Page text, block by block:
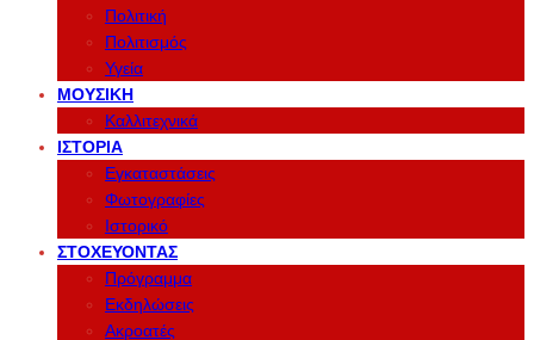
Πολιτική
Πολιτισμός
Υγεία
ΜΟΥΣΙΚΉ
Καλλιτεχνικά
ΙΣΤΟΡΊΑ
Εγκαταστάσεις
Φωτογραφίες
Ιστορικό
ΣΤΟΧΕΎΟΝΤΑΣ
Πρόγραμμα
Εκδηλώσεις
Ακροατές